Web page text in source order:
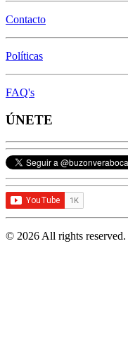
Contacto
Políticas
FAQ's
ÚNETE
© 2026 All rights reserved.